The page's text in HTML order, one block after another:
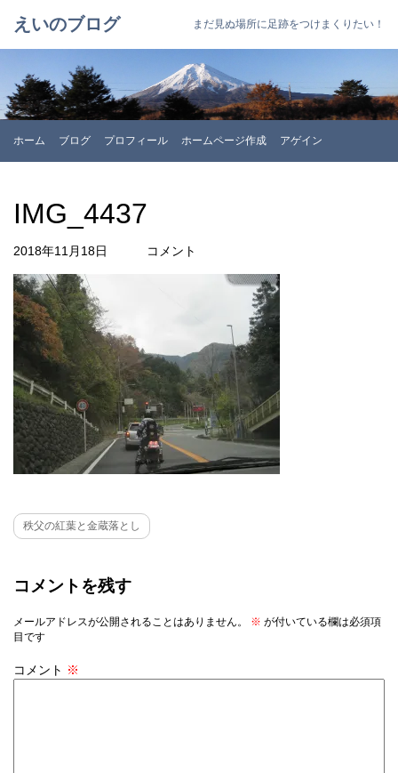
えいのブログ まだ見ぬ場所に足跡をつけまくりたい！
ホーム ブログ プロフィール ホームページ作成 アゲイン
IMG_4437
2018年11月18日 コメント
秩父の紅葉と金蔵落とし
コメントを残す
メールアドレスが公開されることはありません。 ※ が付いている欄は必須項
目です
コメント ※